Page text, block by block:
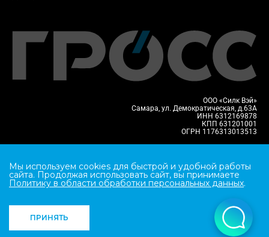
ООО «Силк Вэй»
Самара, ул. Демократическая, д.63А
ИНН 6312169878
КПП 631201001
ОГРН 1176313013513
*GROSS означает ГРОСС, Atlas Trailer означает Атлас Трейлер
© 2026 Группа компаний «ГРОСС»
Все права защищены. Не является публичной офертой.
Мы используем cookies для быстрой и удобной работы
сайта. Продолжая использовать сайт, вы принимаете
Политику в области обработки персональных данных.
ПРИНЯТЬ